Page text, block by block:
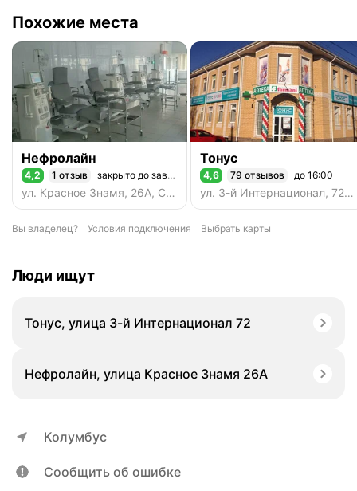
Похожие места
Нефролайн
Рейтинг 4,2 из 5
4,2 1 отзыв закрыто до завтра
ул. Красное Знамя, 26А, Семёнов
Тонус
Рейтинг 4,6 из 5
4,6 79 отзывов до 16:00
ул. 3-й Интернационал, 72, Семёнов
Вы владелец? Условия подключения Выбрать карты
Люди ищут
Тонус, улица 3-й Интернационал 72
Нефролайн, улица Красное Знамя 26А
Колумбус
Сообщить об ошибке